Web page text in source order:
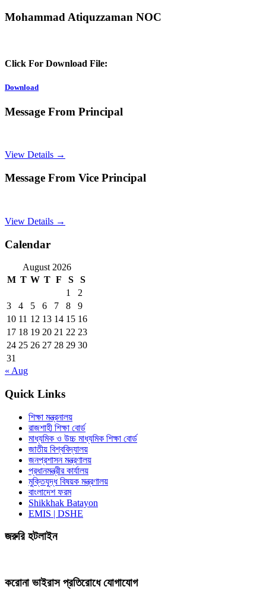
Mohammad Atiquzzaman NOC
Click For Download File:
Download
Message From Principal
View Details →
Message From Vice Principal
View Details →
Calendar
August 2026
M T W T F S
S
1
2
3
4 5 6 7 8
9
10 11 12 13 14 15 16
17 18 19 20 21 22 23
24 25 26 27 28 29 30
31
« Aug
Quick Links
শিক্ষা মন্ত্রনালয়
রাজশাহী শিক্ষা বোর্ড
মাধ্যমিক ও উচ্চ মাধ্যমিক শিক্ষা বোর্ড
জাতীয় বিশ্ববিদ্যালয়
জনপ্রশাসন মন্ত্রণালয়
প্রধানমন্ত্রীর কার্যালয়
মুক্তিযুদ্ধ বিষয়ক মন্ত্রণালয়
বাংলাদেশ ফরম
Shikkhak Batayon
EMIS | DSHE
জরুরি হটলাইন
করোনা ভাইরাস প্রতিরোধে যোগাযোগ